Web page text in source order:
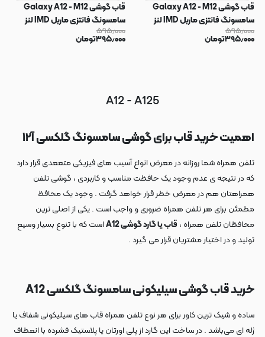
قاب گوشی Galaxy A12 - M12
سامسونگ فانتزی ماربل IMD لنز
نگین دار دور مات دکمه کرومی طرح
پاپیون کیوت کد 166141
۵۹۵٫۰۰۰
۳۹۵٫۰۰۰تومان
قاب گوشی Galaxy A12 - M12
سامسونگ فانتزی ماربل IMD لنز
نگین دار دور مات دکمه کرومی طرح
پاپیون کیوت کد 166140
۵۹۵٫۰۰۰
۳۹۵٫۰۰۰تومان
A12 - A125
اهمیت خرید قاب برای گوشی سامسونگ گلکسی آ۱۲
تلفن همراه شما روزانه در معرض انواع آسیب های فیزیکی متععدی قرار دارد
که در نتیجه ی عدم وجود یک حافظت مناسب و کاربردی ، گوشی تلفن
همراهتان هم در معرض خطر قرار خواهد گرفت . وجود یک محافظ
مطمئن برای هر تلفن همراه ضروری و واجب است . یکی از اصلی ترین
محافظان تلفن همراه ، قاب یا گارد گوشی A12
است که با تنوع بسیار وسیع
تولید و در اختیار مشتریان قرار می گیرد .
خرید قاب گوشی سیلیکونی سامسونگ گلکسی A12
ساده و شیک ترین کاور برای هر نوع تلفن همراه قاب های سیلیکونی شفاف یا
ژله ای می‌باشد . در ساخت این گارد از پلی اورتان یا پلاستیک فشرده با انعطاف